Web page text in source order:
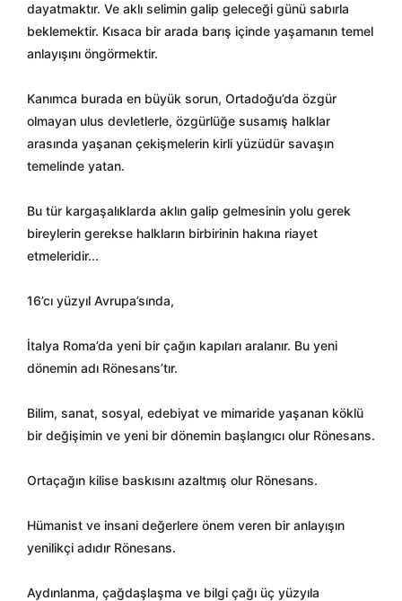
dayatmaktır. Ve aklı selimin galip geleceği günü sabırla
beklemektir. Kısaca bir arada barış içinde yaşamanın temel
anlayışını öngörmektir.
Kanımca burada en büyük sorun, Ortadoğu’da özgür
olmayan ulus devletlerle, özgürlüğe susamış halklar
arasında yaşanan çekişmelerin kirli yüzüdür savaşın
temelinde yatan.
Bu tür kargaşalıklarda aklın galip gelmesinin yolu gerek
bireylerin gerekse halkların birbirinin hakına riayet
etmeleridir...
16’cı yüzyıl Avrupa’sında,
İtalya Roma’da yeni bir çağın kapıları aralanır. Bu yeni
dönemin adı Rönesans’tır.
Bilim, sanat, sosyal, edebiyat ve mimaride yaşanan köklü
bir değişimin ve yeni bir dönemin başlangıcı olur Rönesans.
Ortaçağın kilise baskısını azaltmış olur Rönesans.
Hümanist ve insani değerlere önem veren bir anlayışın
yenilikçi adıdır Rönesans.
Aydınlanma, çağdaşlaşma ve bilgi çağı üç yüzyıla